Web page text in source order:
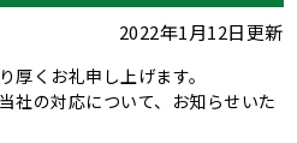
2022年1月12日更新
厚くお礼申し上げます。
社の対応について、お知らせいた